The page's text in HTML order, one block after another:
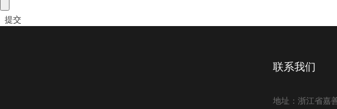
提交
联系我们
地址：浙江省嘉